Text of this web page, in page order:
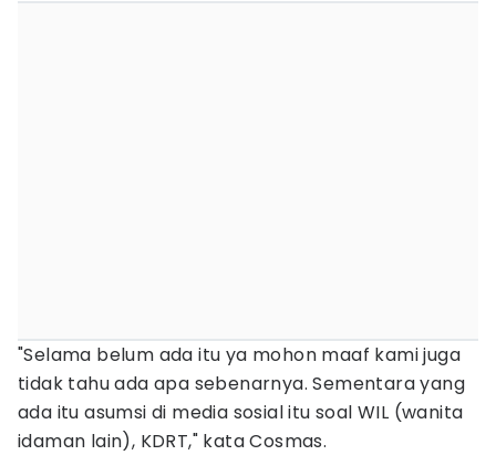
"Selama belum ada itu ya mohon maaf kami juga
tidak tahu ada apa sebenarnya. Sementara yang
ada itu asumsi di media sosial itu soal WIL (wanita
idaman lain), KDRT," kata Cosmas.